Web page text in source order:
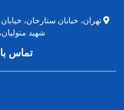
تهران، خیابان ستارخان،
شهید متولیان،
تماس